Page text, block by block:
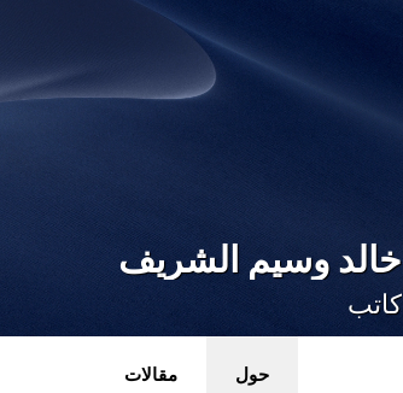
خالد وسيم الشريف
كاتب
حول مقالات